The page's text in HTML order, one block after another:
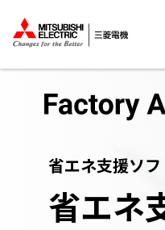
省エネ支援ソ
省エネ